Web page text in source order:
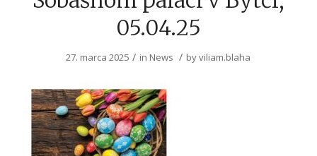
05.04.25
27. marca 2025 / in News / byviliam.blaha